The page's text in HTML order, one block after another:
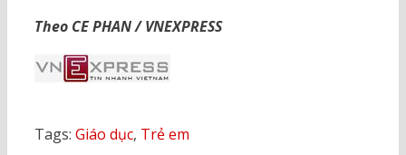
Theo CE PHAN / VNEXPRESS
Tags: Giáo dục, Trẻ em